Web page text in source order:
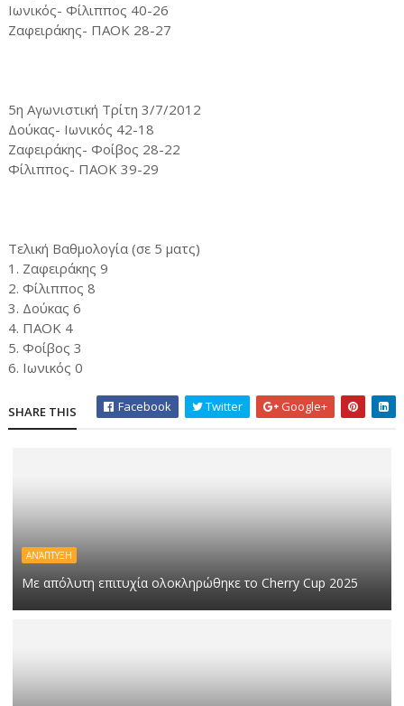
Ιωνικός- Φίλιππος 40-26
Zαφειράκης- ΠΑΟΚ 28-27
5η Αγωνιστική Τρίτη 3/7/2012
Δούκας- Ιωνικός 42-18
Ζαφειράκης- Φοίβος 28-22
Φίλιππος- ΠΑΟΚ 39-29
Τελική Βαθμολογία (σε 5 ματς)
1. Ζαφειράκης 9
2. Φίλιππος 8
3. Δούκας 6
4. ΠΑΟΚ 4
5. Φοίβος 3
6. Ιωνικός 0
SHARE THIS Facebook Twitter Google+
ΑΝΆΠΤΥΞΗ
Με απόλυτη επιτυχία ολοκληρώθηκε το Cherry Cup 2025